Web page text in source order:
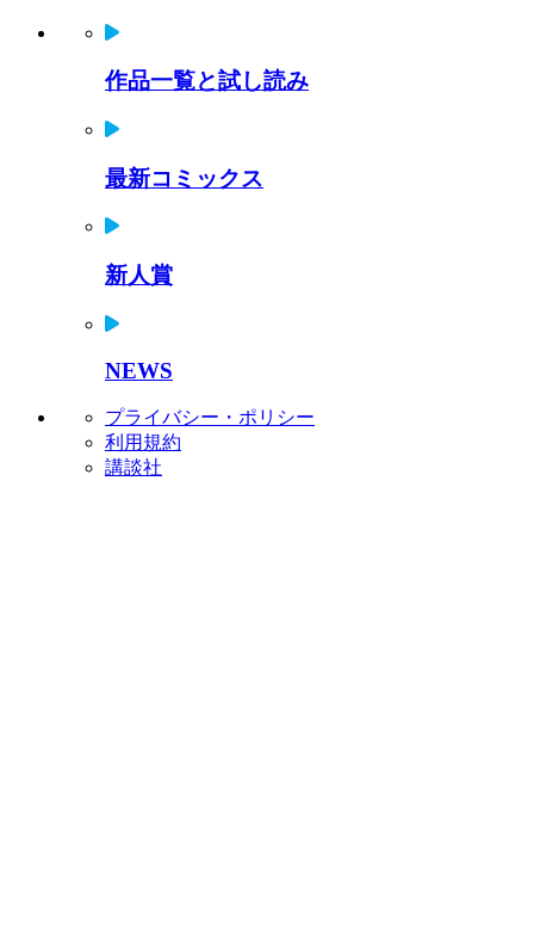
作品一覧と試し読み
最新コミックス
新人賞
NEWS
プライバシー・ポリシー
利用規約
講談社